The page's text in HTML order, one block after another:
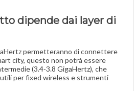
dipende dai layer di
permetteranno di connettere
city, questo non potrà essere
(3.4-3.8 GigaHertz), che
per fixed wireless e strumenti